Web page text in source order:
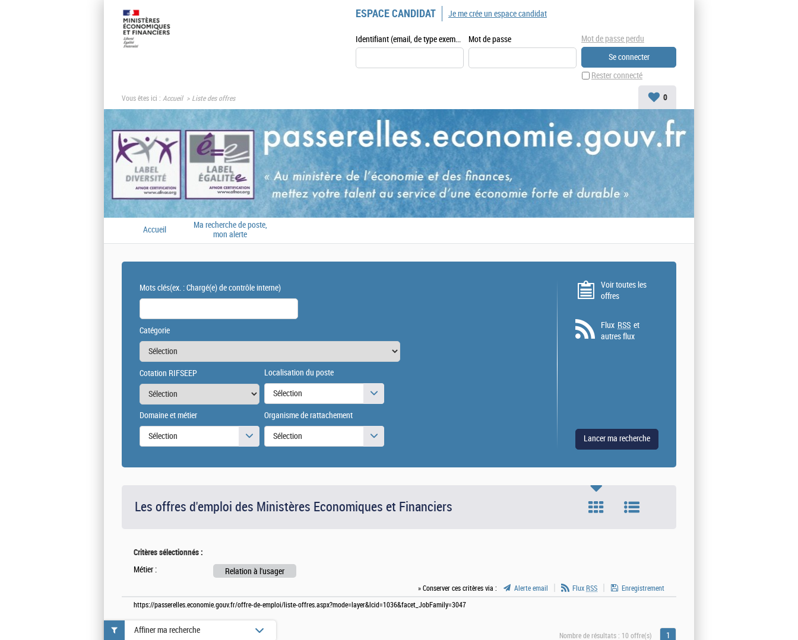
ESPACE CANDIDAT
Identifiant (email, de type exemple@exemple.fr) Mot de passe
Rester connecté
Mot de passe perdu
Je me crée un espace candidat
Vous êtes ici : Accueil Liste des offres 0
Accueil
Ma recherche de poste,
mon alerte
Mots clés(ex. : Chargé(e) de contrôle interne)
Catégorie
Cotation RIFSEEP Localisation du poste
Sélection
Domaine et métier
Sélection
Organisme de rattachement
Sélection
Voir toutes les
offres
Flux RSS et
autres flux
Les offres d'emploi des Ministères Economiques et Financiers
Critères sélectionnés :
Métier : Relation à l'usager
» Conserver ces critères via : Alerte email Flux RSS
Enregistrement
https://passerelles.economie.gouv.fr/offre-de-emploi/liste-offres.aspx?mode=layer&lcid=1036&facet_JobFamily=3047
Nombre de résultats : 10 offre(s) 1
Affiner ma recherche